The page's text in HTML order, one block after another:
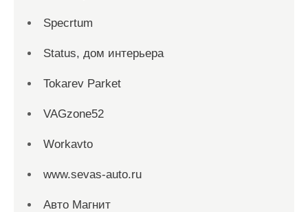
Specrtum
Status, дом интерьера
Tokarev Parket
VAGzone52
Workavto
www.sevas-auto.ru
Авто Магнит